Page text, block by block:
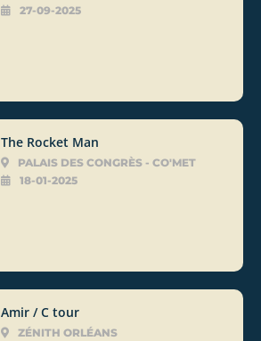
27-09-2025
The Rocket Man
PALAIS DES CONGRÈS - CO'MET
18-01-2025
Amir / C tour
ZÉNITH ORLÉANS